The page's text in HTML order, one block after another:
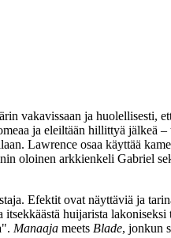
vakavissaan ja huolellisesti,
ja eleiltään hillittyä jälkeä
Lawrence osaa käyttää
oloinen arkkienkeli Gabriel
Efektit ovat näyttäviä ja
huijarista
. Manaaja meets Blade, jonkun